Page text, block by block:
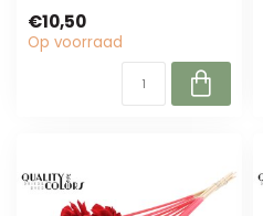
kunstbloem (8 cm) met...
€10,50
Op voorraad